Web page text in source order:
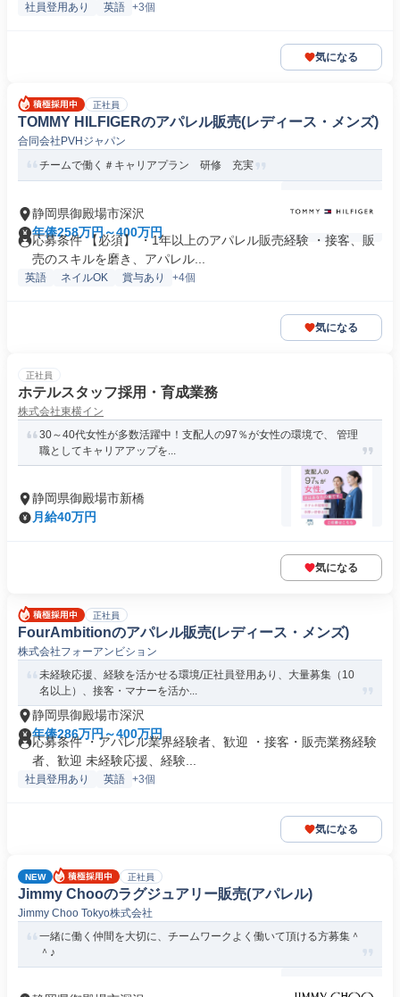
社員登用あり 英語 +3個
気になる
正社員
TOMMY HILFIGERのアパレル販売(レディース・メンズ)
合同会社PVHジャパン
チームで働く＃キャリアプラン 研修 充実
静岡県御殿場市深沢
年俸258万円～400万円
応募条件 【必須】 ・1年以上のアパレル販売経験 ・接客、販
売のスキルを磨き、アパレル...
英語 ネイルOK 賞与あり +4個
気になる
正社員
ホテルスタッフ採用・育成業務
株式会社東横イン
30～40代女性が多数活躍中！支配人の97％が女性の環境で、 管理
職としてキャリアアップを...
静岡県御殿場市新橋
月給40万円
気になる
正社員
FourAmbitionのアパレル販売(レディース・メンズ)
株式会社フォーアンビション
未経験応援、経験を活かせる環境/正社員登用あり、大量募集（10
名以上）、接客・マナーを活か...
静岡県御殿場市深沢
年俸286万円～400万円
応募条件 ・アパレル業界経験者、歓迎 ・接客・販売業務経験
者、歓迎 未経験応援、経験...
社員登用あり 英語 +3個
気になる
NEW 正社員
Jimmy Chooのラグジュアリー販売(アパレル)
Jimmy Choo Tokyo株式会社
一緒に働く仲間を大切に、チームワークよく働いて頂ける方募集＾
＾♪